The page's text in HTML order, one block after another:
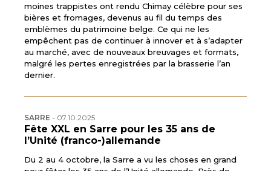
moines trappistes ont rendu Chimay célèbre pour ses
bières et fromages, devenus au fil du temps des
emblèmes du patrimoine belge. Ce qui ne les
empêchent pas de continuer à innover et à s’adapter
au marché, avec de nouveaux breuvages et formats,
malgré les pertes enregistrées par la brasserie l’an
dernier.
SARRE - 07.10.2025
Fête XXL en Sarre pour les 35 ans de
l’Unité (franco-)allemande
Du 2 au 4 octobre, la Sarre a vu les choses en grand